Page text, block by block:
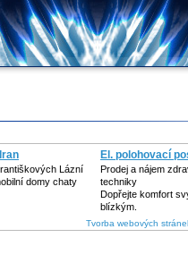
Lázní
domy chaty
El. polohovací
Prodej a nájem
techniky
Dopřejte komfort
blízkým.
Tvorba webových